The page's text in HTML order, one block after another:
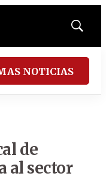
Mostrar
NOTICIAS
de
al sector